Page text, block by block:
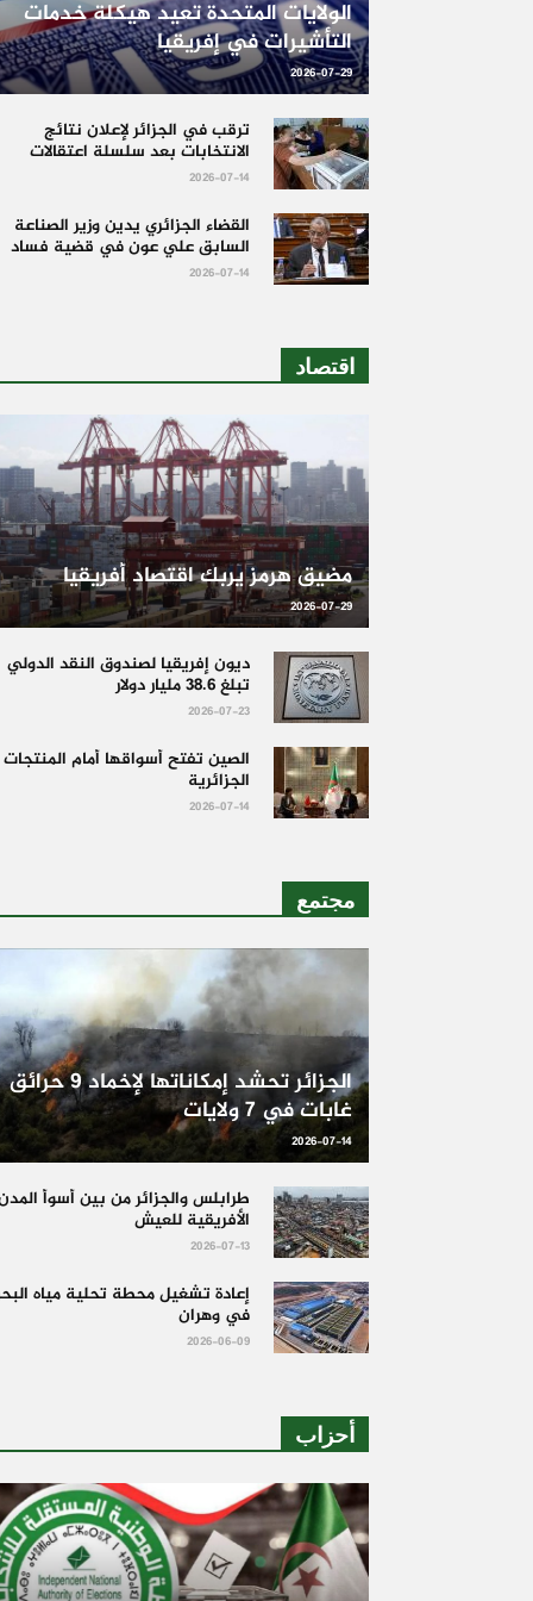
الولايات المتحدة تعيد هيكلة خدمات
التأشيرات في إفريقيا
2026-07-29
ترقب في الجزائر لإعلان نتائج
الانتخابات بعد سلسلة اعتقالات
2026-07-14
القضاء الجزائري يدين وزير الصناعة
السابق علي عون في قضية فساد
2026-07-14
اقتصاد
مضيق هرمز يربك اقتصاد أفريقيا
2026-07-29
ديون إفريقيا لصندوق النقد الدولي
تبلغ 38.6 مليار دولار
2026-07-23
الصين تفتح أسواقها أمام المنتجات
الجزائرية
2026-07-14
مجتمع
الجزائر تحشد إمكاناتها لإخماد 9 حرائق
غابات في 7 ولايات
2026-07-14
طرابلس والجزائر من بين أسوأ
الأفريقية للعيش
2026-07-13
إعادة تشغيل محطة تحلية مياه
في وهران
2026-06-09
أحزاب